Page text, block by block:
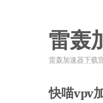
雷轰
雷轰加速器下载
快喵vpv